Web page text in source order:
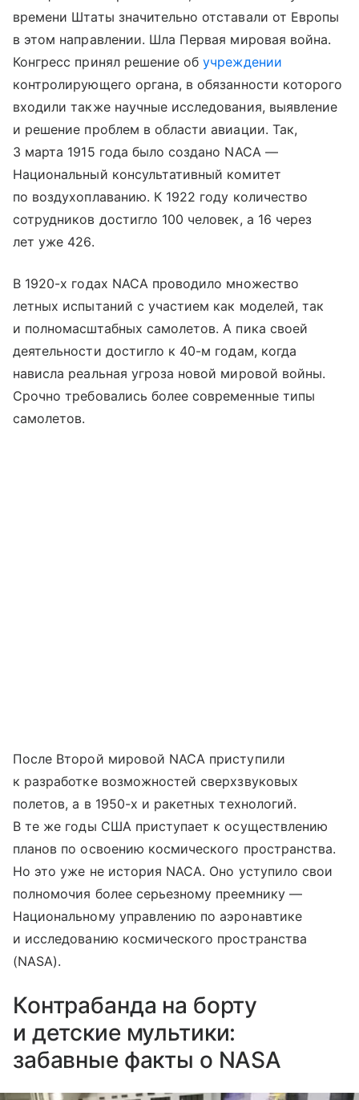
времени Штаты значительно отставали от Европы
в этом направлении. Шла Первая мировая война.
Конгресс принял решение обучреждении
контролирующего органа, в обязанности которого
входили также научные исследования, выявление
и решение проблем в области авиации. Так,
3 марта 1915 года было создано NACA —
Национальный консультативный комитет
по воздухоплаванию. К 1922 году количество
сотрудников достигло 100 человек, а 16 через
лет уже 426.
В 1920-х годах NACA проводило множество
летных испытаний с участием как моделей, так
и полномасштабных самолетов. А пика своей
деятельности достигло к 40-м годам, когда
нависла реальная угроза новой мировой войны.
Срочно требовались более современные типы
самолетов.
После Второй мировой NACA приступили
к разработке возможностей сверхзвуковых
полетов, а в 1950-х и ракетных технологий.
В те же годы США приступает к осуществлению
планов по освоению космического пространства.
Но это уже не история NACA. Оно уступило свои
полномочия более серьезному преемнику —
Национальному управлению по аэронавтике
и исследованию космического пространства
(NASA).
Контрабанда на борту
и детские мультики:
забавные факты о NASA